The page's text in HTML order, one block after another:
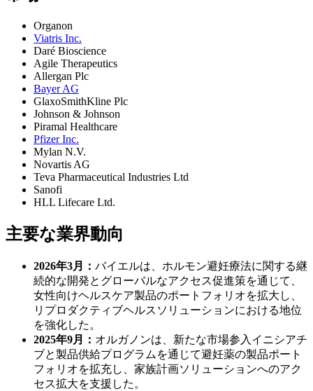
Organon
Viatris Inc.
Daré Bioscience
Agile Therapeutics
Allergan Plc
Bayer AG
GlaxoSmithKline Plc
Johnson & Johnson
Piramal Healthcare
Pfizer Inc.
Mylan N.V.
Novartis AG
Teva Pharmaceutical Industries Ltd
Sanofi
HLL Lifecare Ltd.
主要な業界動向
2026年3月： バイエルは、ホルモン避妊療法に関する継
続的な開発とグローバルなアクセス促進策を通じて、
女性向けヘルスケア製品のポートフォリオを拡大し、
リプロダクティブヘルスソリューションにおける地位
を強化した。
2025年9月： オルガノンは、新たな市場参入イニシアチ
ブと製品供給プログラムを通じて避妊薬の製品ポート
フォリオを拡充し、家族計画ソリューションへのアク
セス拡大を支援した。